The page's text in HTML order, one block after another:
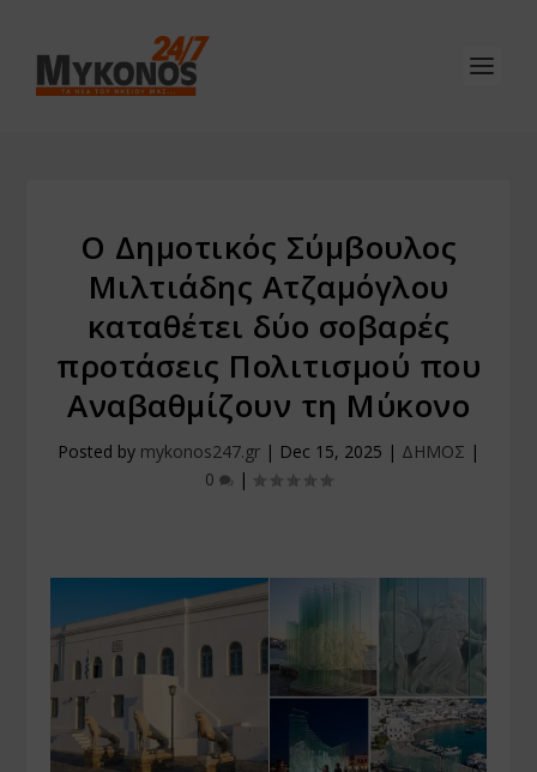
Ο Δημοτικός Σύμβουλος
Μιλτιάδης Ατζαμόγλου
καταθέτει δύο σοβαρές
προτάσεις Πολιτισμού που
Αναβαθμίζουν τη Μύκονο
Posted by mykonos247.gr | Dec 15, 2025 | ΔΗΜΟΣ |
0
|